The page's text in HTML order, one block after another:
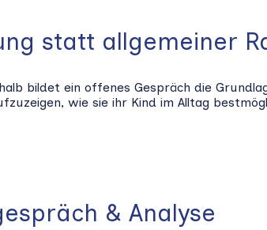
statt allgemeiner
bildet ein offenes Gespräch die
wie sie ihr Kind im Alltag
& Analyse